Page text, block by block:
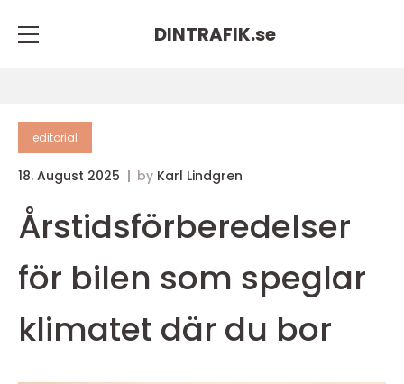
DINTRAFIK.se
editorial
18. August 2025 by Karl Lindgren
Årstidsförberedelser
för bilen som speglar
klimatet där du bor